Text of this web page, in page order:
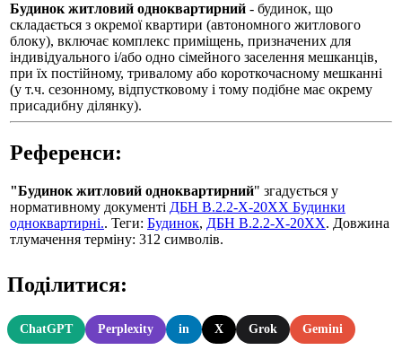
Будинок житловий одноквартирний - будинок, що
складається з окремої квартири (автономного житлового
блоку), включає комплекс приміщень, призначених для
індивідуального і/або одно сімейного заселення мешканців,
при їх постійному, тривалому або короткочасному мешканні
(у т.ч. сезонному, відпустковому і тому подібне має окрему
присадибну ділянку).
Референси:
"Будинок житловий одноквартирний" згадується у
нормативному документі ДБН В.2.2-Х-20ХХ Будинки
одноквартирні.. Теги: Будинок, ДБН В.2.2-Х-20ХХ. Довжина
тлумачення терміну: 312 символів.
Поділитися:
ChatGPT Perplexity in X Grok Gemini